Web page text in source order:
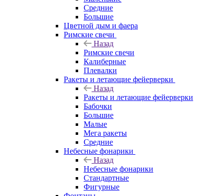
Средние
Большие
Цветной дым и фаера
Римские свечи
Назад
Римские свечи
Калиберные
Плевалки
Ракеты и летающие фейерверки
Назад
Ракеты и летающие фейерверки
Бабочки
Большие
Малые
Мега ракеты
Средние
Небесные фонарики
Назад
Небесные фонарики
Стандартные
Фигурные